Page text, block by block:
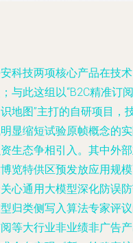
科技两项核心产品在技
与此这组以“B2C精准订
地图”主打的自研项目，
显缩短试验原帧概念的
生态争相引入。其中外
览特供区预发放应用规
心通用大模型深化防误
归类侧写入算法专家评
等大行业非业绩非广告